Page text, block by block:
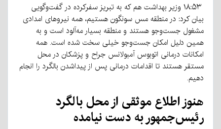
۱۸:۵۳ وزیر بهداشت هم که به تبریز سفرکرده در گفت‌وگویی
بیان کرد: در منطقه مس سونگون هستیم، همه نیروهای امدادی
مشغول جست‌وجو هستند و منطقه بسیار مه‌آلود است و به
همین دلیل امکان جست‌وجو خیلی سخت شده است. همه
امکانات درمانی اتوبوس آمبولانس جراح و پزشکان در محل
مستقر هستند تا اقدامات درمانی پس از پیداشدن بالگرد را انجام
دهیم.
هنوز اطلاع موثقی از محل بالگرد
رئیس‌جمهور به دست نیامده